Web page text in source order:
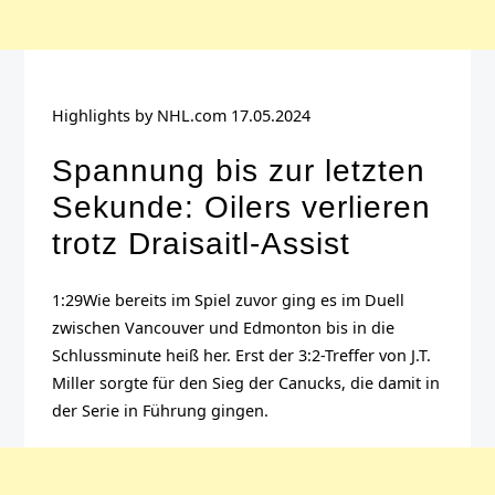
Highlights by NHL.com 17.05.2024
Spannung bis zur letzten
Sekunde: Oilers verlieren
trotz Draisaitl-Assist
1:29Wie bereits im Spiel zuvor ging es im Duell
zwischen Vancouver und Edmonton bis in die
Schlussminute heiß her. Erst der 3:2-Treffer von J.T.
Miller sorgte für den Sieg der Canucks, die damit in
der Serie in Führung gingen.